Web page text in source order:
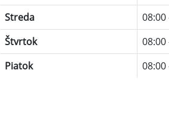
Streda
08:00
Štvrtok
08:00
Piatok
08:00